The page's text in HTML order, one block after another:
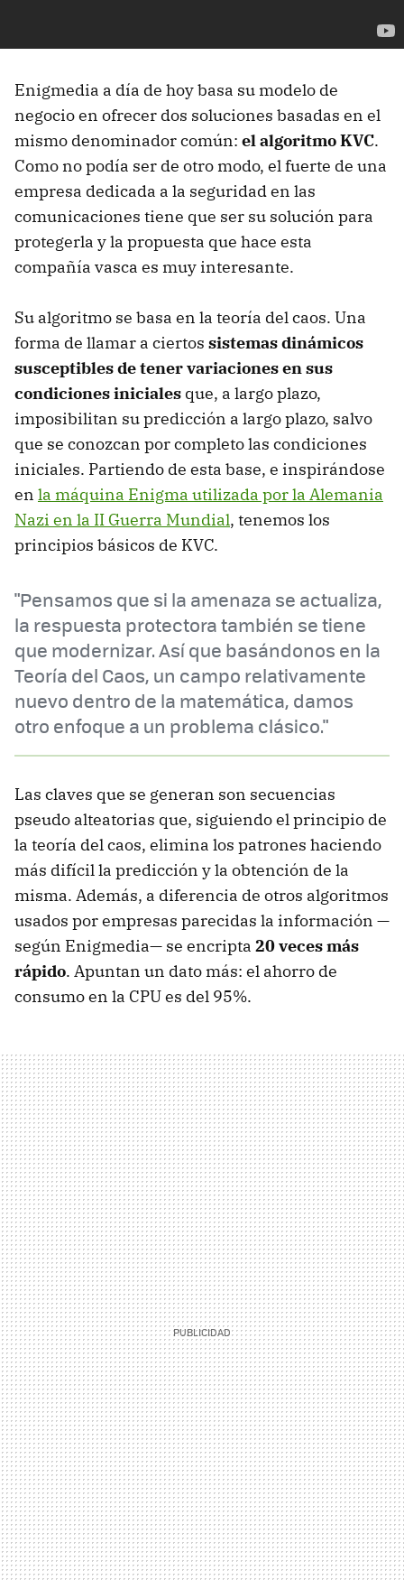
Enigmedia a día de hoy basa su modelo de
negocio en ofrecer dos soluciones basadas en el
mismo denominador común: el algoritmo KVC.
Como no podía ser de otro modo, el fuerte de una
empresa dedicada a la seguridad en las
comunicaciones tiene que ser su solución para
protegerla y la propuesta que hace esta
compañía vasca es muy interesante.
Su algoritmo se basa en la teoría del caos. Una
forma de llamar a ciertos sistemas dinámicos
susceptibles de tener variaciones en sus
condiciones iniciales que, a largo plazo,
imposibilitan su predicción a largo plazo, salvo
que se conozcan por completo las condiciones
iniciales. Partiendo de esta base, e inspirándose
en la máquina Enigma utilizada por la Alemania
Nazi en la II Guerra Mundial, tenemos los
principios básicos de KVC.
"Pensamos que si la amenaza se actualiza,
la respuesta protectora también se tiene
que modernizar. Así que basándonos en la
Teoría del Caos, un campo relativamente
nuevo dentro de la matemática, damos
otro enfoque a un problema clásico."
Las claves que se generan son secuencias
pseudo alteatorias que, siguiendo el principio de
la teoría del caos, elimina los patrones haciendo
más difícil la predicción y la obtención de la
misma. Además, a diferencia de otros algoritmos
usados por empresas parecidas la información —
según Enigmedia— se encripta 20 veces más
rápido. Apuntan un dato más: el ahorro de
consumo en la CPU es del 95%.